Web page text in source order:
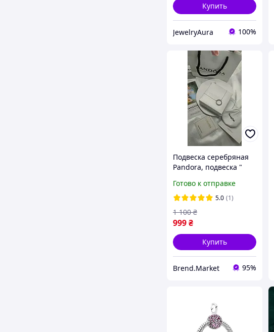
Купить
JewelryAura 100%
Подвеска серебряная
Pandora, подвеска "
кулон пандора +
подарочная упаковка
Готово к отправке
5.0 (1)
999₴
1 100 ₴
Купить
Brend.Market 95%